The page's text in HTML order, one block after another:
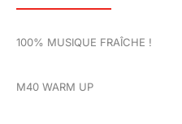
100% MUSIQUE FRAÎCHE !
M40 WARM UP